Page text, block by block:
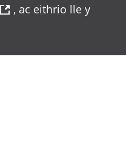
, ac eithrio lle y